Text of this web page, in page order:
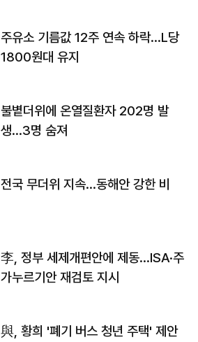
주유소 기름값 12주 연속 하락…L당
1800원대 유지
불볕더위에 온열질환자 202명 발
생…3명 숨져
전국 무더위 지속…동해안 강한 비
李, 정부 세제개편안에 제동…ISA·주
가누르기안 재검토 지시
與, 황희 '폐기 버스 청년 주택' 제안